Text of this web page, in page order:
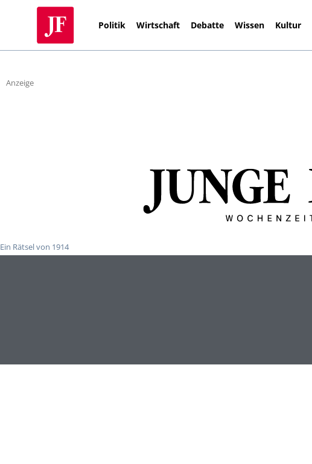
Politik Wirtschaft Debatte Wissen Kultur
Anzeige
Ein Rätsel von 1914